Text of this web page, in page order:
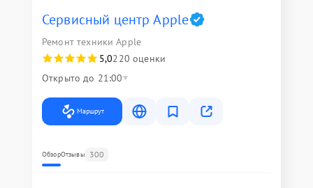
Сервисный центр Apple
Ремонт техники Apple
5,0220 оценки
Открыто до 21:00
Маршрут
ОбзорОтзывы 300